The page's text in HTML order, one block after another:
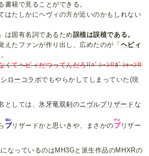
書籍で見ることができる。
はたしかにヘヴィの方が近いのかもしれない
は固有名詞であるため誤植は誤植である。
えたファンが作り出し、広めたのが「 ヘビィ
くてヘビィだつってんだろ!!ﾊﾞｼｰﾝ!!ｶﾞｼｬｰﾝ!!
ローコラボでもやらかしてしまっていた(現
としては、氷牙竜双剣 のニヴルプリザード な
ブ
BU
リザードかと思いきや、まさかのプ
PU
リザー
なっているのはMH3Gと派生作品のMHXRの